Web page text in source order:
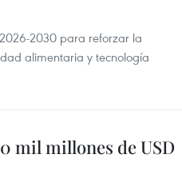
2030 para reforzar la
alimentaria y tecnología
mil millones de USD